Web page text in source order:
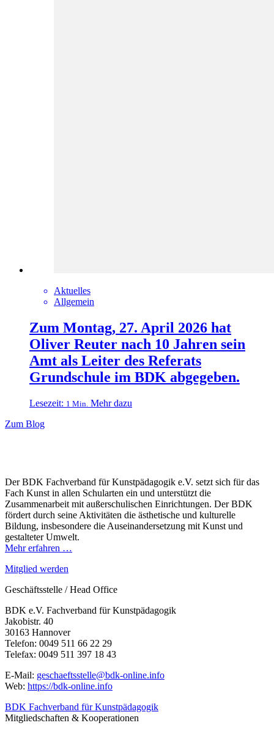
Aktuelles
Allgemein
Zum Montag, 27. April 2026 hat
Oliver Reuter nach 10 Jahren sein
Amt als Leiter des Referats
Grundschule im BDK abgegeben.
Lesezeit: 1 Min. Mehr dazu
Zum Blog
Der BDK Fachverband für Kunstpädagogik e.V. setzt sich für das
Fach Kunst in allen Schularten ein und unterstützt die
Zusammenarbeit mit außerschulischen Einrichtungen. Der BDK
fördert durch seine Aktivitäten die ästhetische und kulturelle
Bildung, insbesondere die Auseinandersetzung mit Kunst und
gestalteter Umwelt.
Mehr erfahren …
Mitglied werden
Geschäftsstelle / Head Office
BDK e.V. Fachverband für Kunstpädagogik
Jakobistr. 40
30163 Hannover
Telefon: 0049 511 66 22 29
Telefax: 0049 511 397 18 43
E-Mail: geschaeftsstelle@bdk-online.info
Web: https://bdk-online.info
BDK Fachverband für Kunstpädagogik
Mitgliedschaften & Kooperationen